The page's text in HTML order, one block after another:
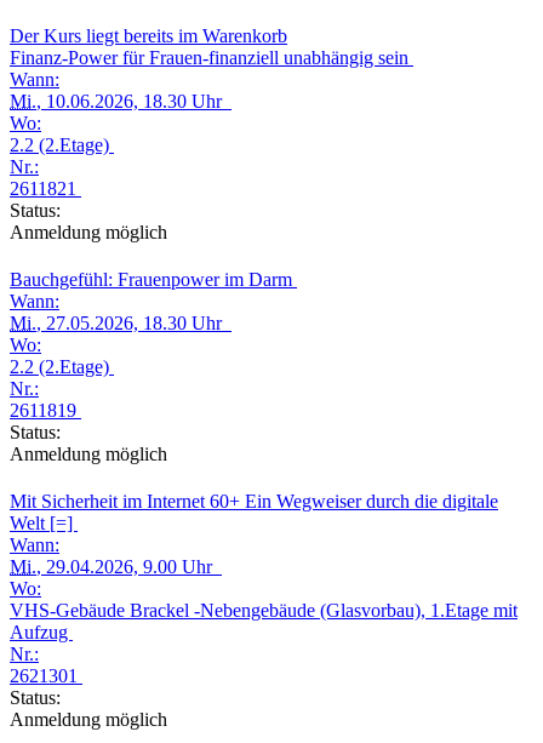
Der Kurs liegt bereits im Warenkorb
Finanz-Power für Frauen-finanziell unabhängig sein
Wann:
Mi., 10.06.2026, 18.30 Uhr
Wo:
2.2 (2.Etage)
Nr.:
2611821
Status:
Anmeldung möglich
Bauchgefühl: Frauenpower im Darm
Wann:
Mi., 27.05.2026, 18.30 Uhr
Wo:
2.2 (2.Etage)
Nr.:
2611819
Status:
Anmeldung möglich
Mit Sicherheit im Internet 60+ Ein Wegweiser durch die digitale
Welt [=]
Wann:
Mi., 29.04.2026, 9.00 Uhr
Wo:
VHS-Gebäude Brackel -Nebengebäude (Glasvorbau), 1.Etage mit
Aufzug
Nr.:
2621301
Status:
Anmeldung möglich